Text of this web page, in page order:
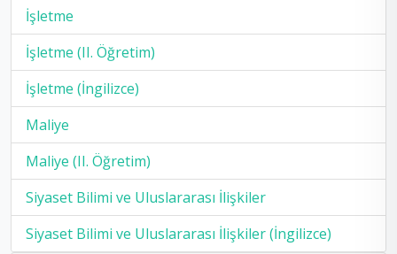
İşletme
İşletme (II. Öğretim)
İşletme (İngilizce)
Maliye
Maliye (II. Öğretim)
Siyaset Bilimi ve Uluslararası İlişkiler
Siyaset Bilimi ve Uluslararası İlişkiler (İngilizce)